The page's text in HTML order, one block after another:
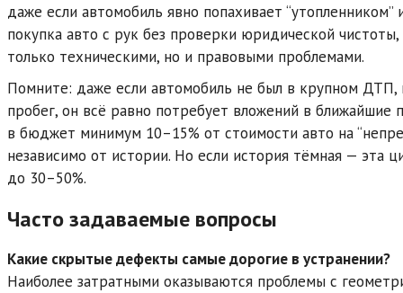
даже если автомобиль явно попахивает “утопленником”
покупка авто с рук без проверки юридической
только техническими, но и правовыми проблемами.
Помните: даже если автомобиль не был в крупном ДТП,
пробег, он всё равно потребует вложений в ближайшие
в бюджет минимум 10–15% от стоимости авто на
независимо от истории. Но если история тёмная — эта
до 30–50%.
Часто задаваемые вопросы
Какие скрытые дефекты самые дорогие в устранении?
Наиболее затратными оказываются проблемы с